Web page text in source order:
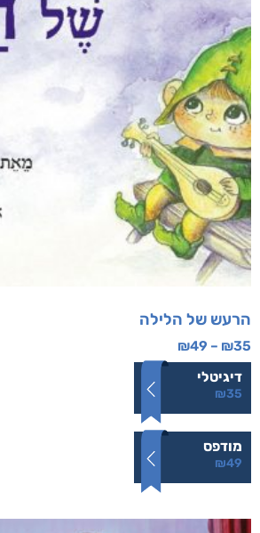
הרעש של הלילה
₪35
–
₪49
דיגיטלי
₪35
מודפס
₪49